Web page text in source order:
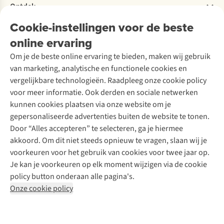
Cookie-instellingen voor de beste
online ervaring
Om je de beste online ervaring te bieden, maken wij gebruik
van marketing, analytische en functionele cookies en
vergelijkbare technologieën. Raadpleeg onze cookie policy
voor meer informatie. Ook derden en sociale netwerken
kunnen cookies plaatsen via onze website om je
gepersonaliseerde advertenties buiten de website te tonen.
Door “Alles accepteren” te selecteren, ga je hiermee
akkoord. Om dit niet steeds opnieuw te vragen, slaan wij je
voorkeuren voor het gebruik van cookies voor twee jaar op.
Je kan je voorkeuren op elk moment wijzigen via de cookie
policy button onderaan alle pagina's.
Onze cookie policy
Bestelling herroepen
Garantie
Contact
Over Ayacucho
Onze winkels
Over A.S.Adventure
Toegankelijkheidsverklaring
Ski-onderhoud
Wasservice
Schoenonderhoud
Schoenherstelling
Kledingherstelling
Retouches
Voor bedrijven
Ontdek
A.S.Magazine
Podcast
Explore Academy
Explore Camp
Gear Check
Inspiratie & advies
Meld je aan voor de nieuwsbrief
Follow us
Disclaimer Privacy Policy
Algemene voorwaarden
Cookie Policy